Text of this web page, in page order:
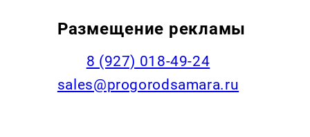
Размещение рекламы
8 (927) 018-49-24
sales@progorodsamara.ru